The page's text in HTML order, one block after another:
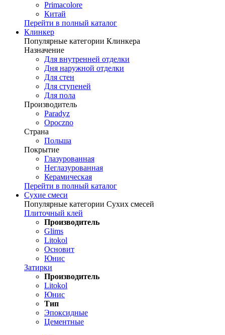
Primacolore
Китай
Перейти в полный каталог
Клинкер
Популярные категории Клинкера
Назначение
Для внутренней отделки
Дня наружной отделки
Для стен
Для ступеней
Для пола
Производитель
Paradyz
Opoczno
Страна
Польша
Покрытие
Глазурованная
Неглазурованная
Керамическая
Перейти в полный каталог
Сухие смеси
Популярные категории Сухих смесей
Плиточный клей
Производитель
Glims
Litokol
Основит
Юнис
Затирки
Производитель
Litokol
Юнис
Тип
Эпоксидные
Цементные